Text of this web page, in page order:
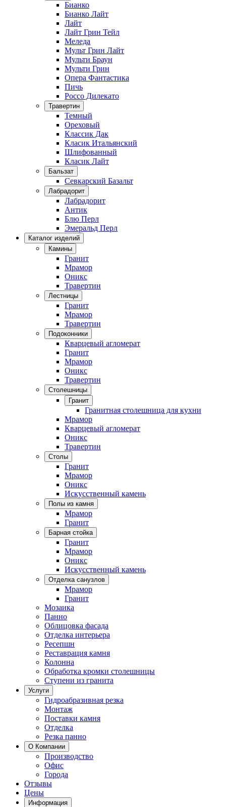
Бианко
Бианко Лайт
Лайт
Лайт Грин Тейл
Меледа
Мульт Грин Лайт
Мульти Браун
Мульти Грин
Опера Фантастика
Пичь
Россо Дилекато
Травертин
Темный
Ореховый
Классик Дак
Класик Итальянский
Шлифованный
Класик Лайт
Бальзат
Севкарский Базальт
Лабрадорит
Лабрадорит
Антик
Блю Перл
Эмеральд Перл
Каталог изделий
Камины
Гранит
Мрамор
Оникс
Травертин
Лестницы
Гранит
Мрамор
Травертин
Подоконники
Кварцевый агломерат
Гранит
Мрамор
Оникс
Травертин
Столешницы
Гранит
Гранитная столешница для кухни
Мрамор
Кварцевый агломерат
Оникс
Травертин
Столы
Гранит
Мрамор
Оникс
Искусственный камень
Полы из камня
Мрамор
Гранит
Барная стойка
Гранит
Мрамор
Оникс
Искусственный камень
Отделка санузлов
Мрамор
Гранит
Мозаика
Панно
Облицовка фасада
Отделка интерьера
Ресепшн
Реставрация камня
Колонна
Обработка кромки столешницы
Ступени из гранита
Услуги
Гидроабразивная резка
Монтаж
Поставки камня
Отделка
Резка панно
О Компании
Производство
Офис
Города
Отзывы
Цены
Информация